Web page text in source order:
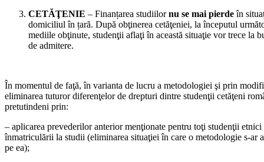
CETĂŢENIE – Finanțarea studiilornu se mai pierdeîn
domiciliul în țară. După obţinerea cetăţeniei, la începutul
mediile obţinute, studenţii aflaţi în această situaţie vor trece la
de admitere.
În momentul de faţă, în varianta de lucru a metodologiei şi prin
eliminarea tuturor diferenţelor de drepturi dintre studenţii cetăţeni
pretutindeni prin:
– aplicarea prevederilor anterior menţionate pentru toţi studenţii
înmatriculării la studii (eliminarea situaţiei în care o metodologie s-ar
pe ea);